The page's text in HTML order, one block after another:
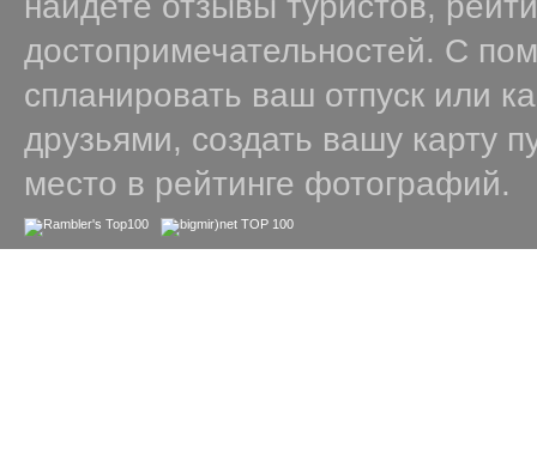
достопримечательностей. С
спланировать ваш отпуск или
друзьями, создать вашу карту
место в рейтинге фотографий.